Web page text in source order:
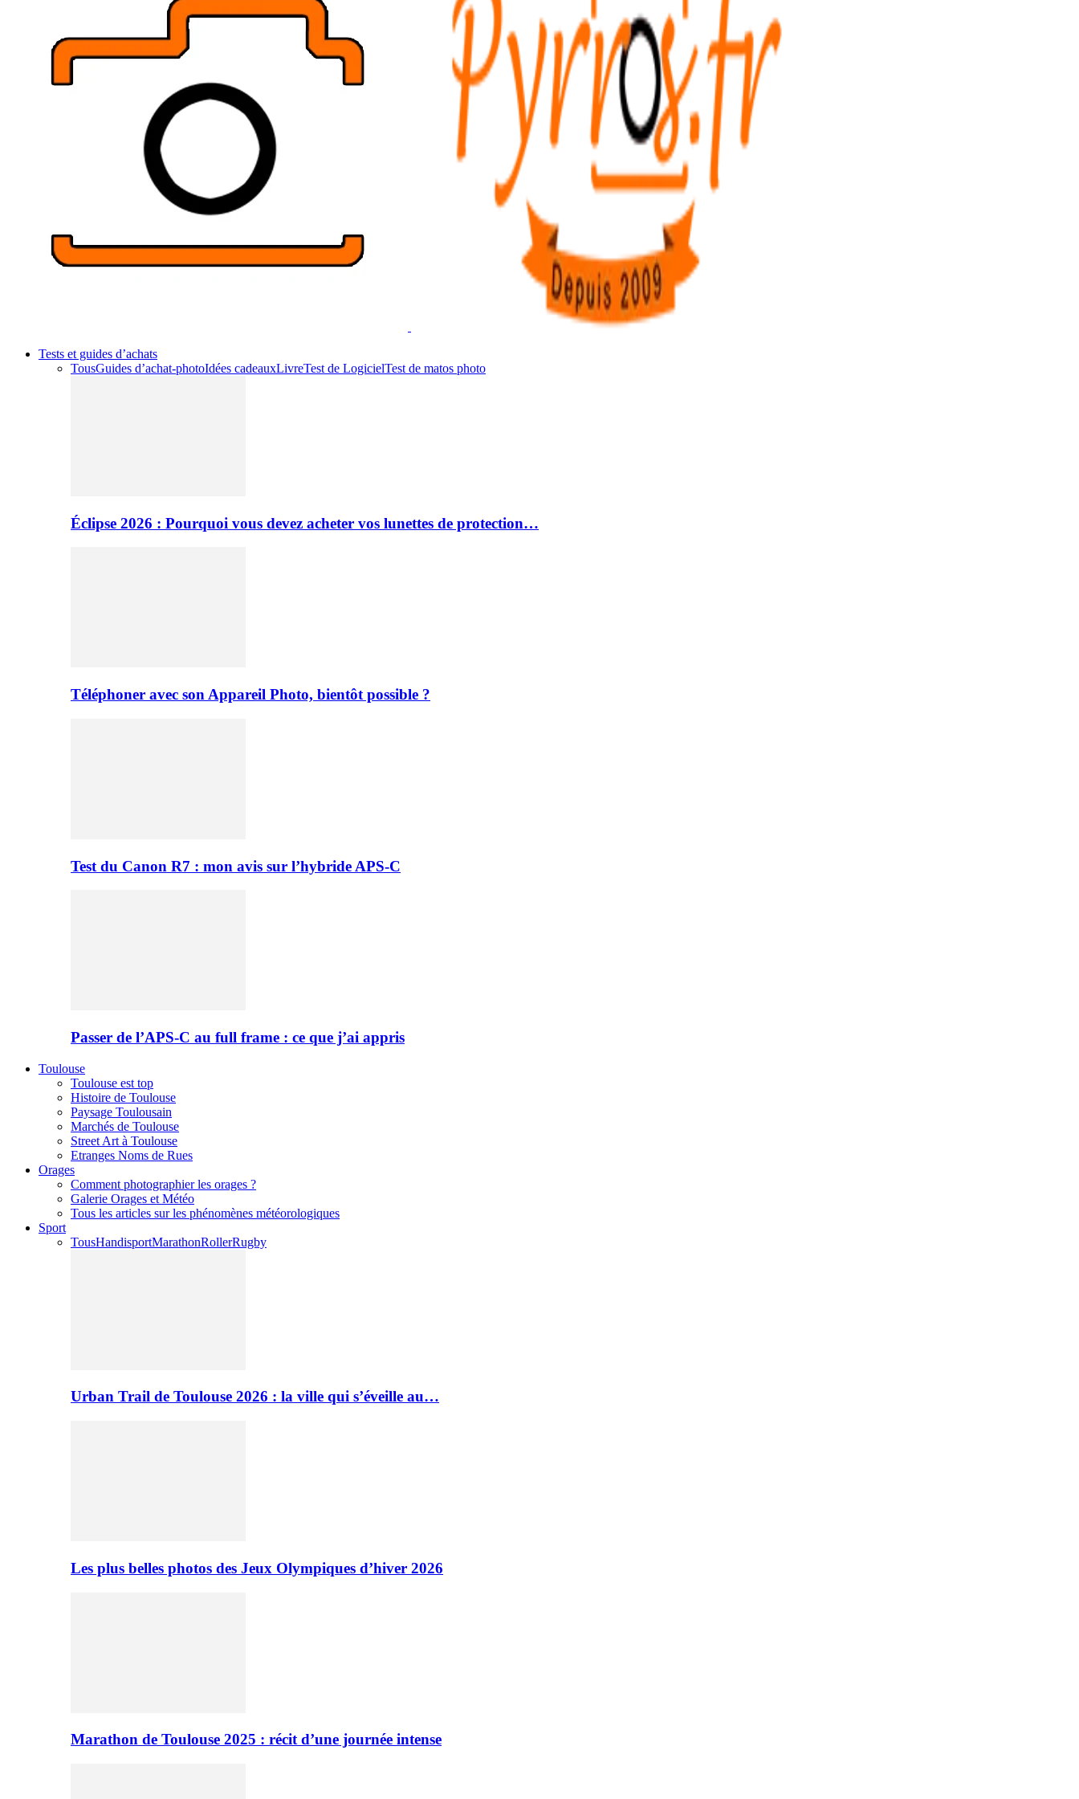
Tests et guides d’achats
TousGuides d’achat-photoIdées cadeauxLivreTest de LogicielTest de matos photo
Éclipse 2026 : Pourquoi vous devez acheter vos lunettes de protection…
Téléphoner avec son Appareil Photo, bientôt possible ?
Test du Canon R7 : mon avis sur l’hybride APS-C
Passer de l’APS-C au full frame : ce que j’ai appris
Toulouse
Toulouse est top
Histoire de Toulouse
Paysage Toulousain
Marchés de Toulouse
Street Art à Toulouse
Etranges Noms de Rues
Orages
Comment photographier les orages ?
Galerie Orages et Météo
Tous les articles sur les phénomènes météorologiques
Sport
TousHandisportMarathonRollerRugby
Urban Trail de Toulouse 2026 : la ville qui s’éveille au…
Les plus belles photos des Jeux Olympiques d’hiver 2026
Marathon de Toulouse 2025 : récit d’une journée intense